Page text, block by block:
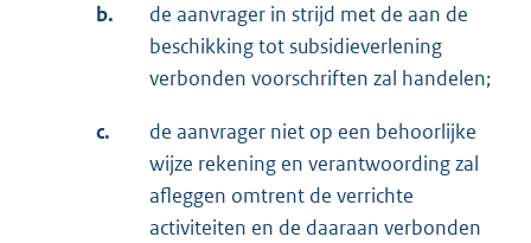
b.
de aanvrager in strijd met de aan de
beschikking tot subsidieverlening
verbonden voorschriften zal handelen;
c.
de aanvrager niet op een behoorlijke
wijze rekening en verantwoording zal
afleggen omtrent de verrichte
activiteiten en de daaraan verbonden